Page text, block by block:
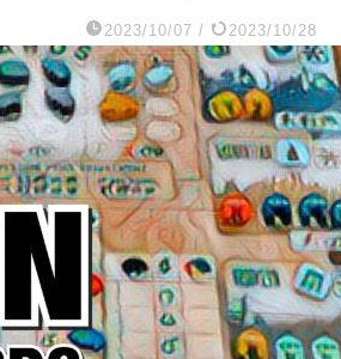
2023/10/07 / 2023/10/28